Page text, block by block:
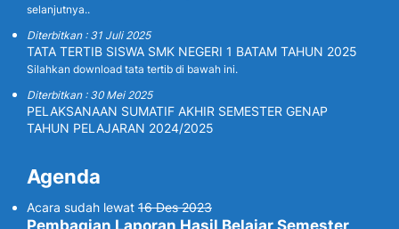
selanjutnya..
Diterbitkan : 31 Juli 2025
TATA TERTIB SISWA SMK NEGERI 1 BATAM TAHUN 2025
Silahkan download tata tertib di bawah ini.
Diterbitkan : 30 Mei 2025
PELAKSANAAN SUMATIF AKHIR SEMESTER GENAP
TAHUN PELAJARAN 2024/2025
Agenda
Acara sudah lewat 16 Des 2023
Pembagian Laporan Hasil Belajar Semester